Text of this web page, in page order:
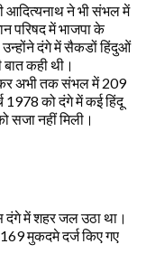
आदित्यनाथ ने भी संभल में
परिषद में भाजपा के
उन्होंने दंगे में सैकडों हिंदुओं
बात कही थी।
अभी तक संभल में 209
1978 को दंगे में कई हिंदू
सजा नहीं मिली।
दंगे में शहर जल उठा था।
मुकदमे दर्ज किए गए